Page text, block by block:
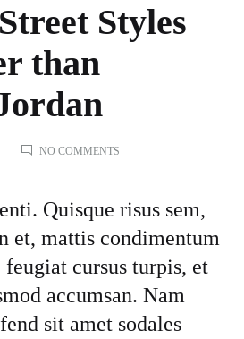
Styles
than
NO COMMENTS
STYLES
ARE
COOLER
THAN
MICHAEL
JORDAN
Quisque risus sem,
et, mattis condimentum
feugiat cursus turpis, et
accumsan. Nam
sit amet sodales